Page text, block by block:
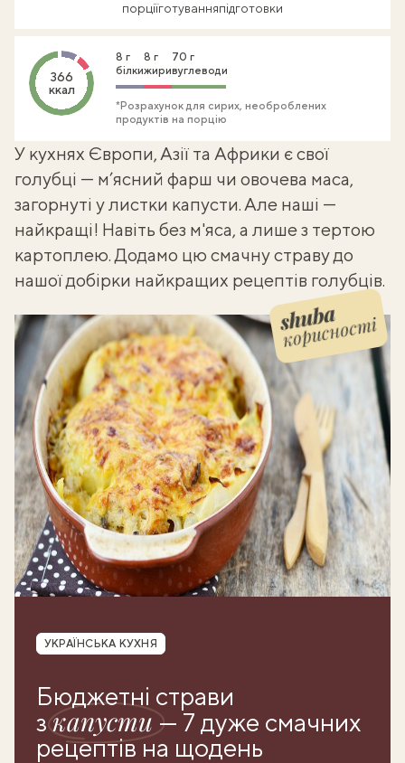
порціїготуванняпідготовки
366
ккал
8 г
білки
8 г
жири
70 г
вуглеводи
*Розрахунок для сирих, необроблених
продуктів на порцію
У кухнях Європи, Азії та Африки є свої
голубці — м’ясний фарш чи овочева маса,
загорнуті у листки капусти. Але наші —
найкращі! Навіть без м'яса, а лише з тертою
картоплею. Додамо цю смачну страву до
нашої добірки найкращих рецептів голубців.
корисності
Shuba корисності
Рубрика
УКРАЇНСЬКА КУХНЯ
Бюджетні страви
зкапусти— 7 дуже смачних
рецептів на щодень